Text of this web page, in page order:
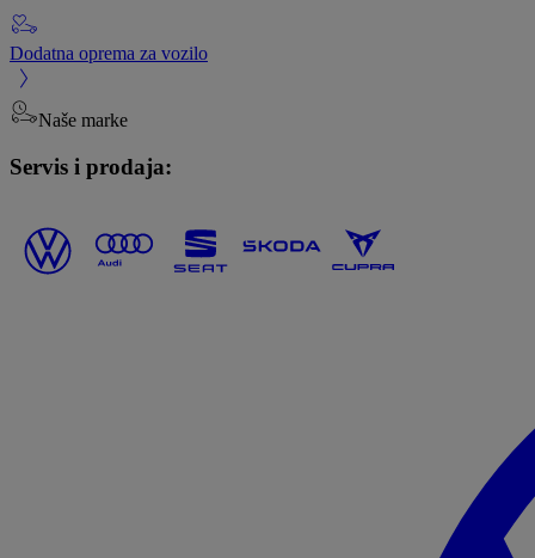
Dodatna oprema za vozilo
Naše marke
Servis i prodaja: